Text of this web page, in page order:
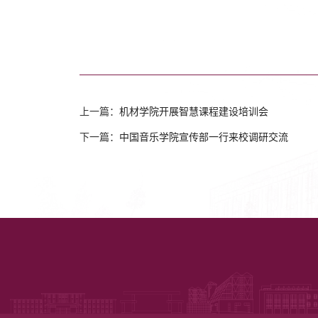
上一篇： 机材学院开展智慧课程建设培训会
下一篇： 中国音乐学院宣传部一行来校调研交流